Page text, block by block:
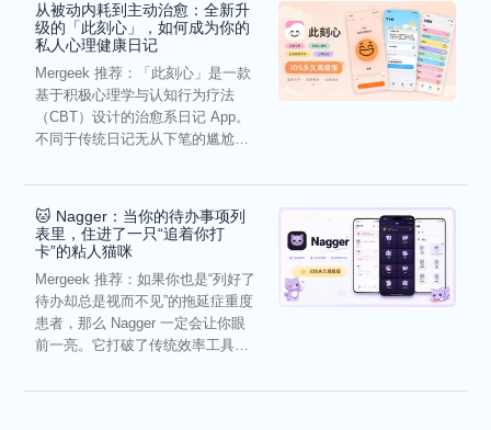
从被动内耗到主动治愈：全新升
级的「此刻心」，如何成为你的
私人心理健康日记
Mergeek 推荐：「此刻心」是一款
基于积极心理学与认知行为疗法
（CBT）设计的治愈系日记 App。
不同于传统日记无从下笔的尴尬，
🐱 Nagger：当你的待办事项列
表里，住进了一只“追着你打
卡”的粘人猫咪
Mergeek 推荐：如果你也是“列好了
待办却总是视而不见”的拖延症重度
患者，那么 Nagger 一定会让你眼
前一亮。它打破了传统效率工具冰